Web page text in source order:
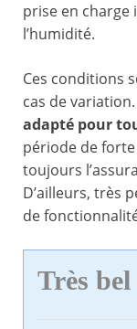
prise en
l’humidité.
Ces conditions
cas de
adapté pour
période de
toujours
D’ailleurs, très
de
Très